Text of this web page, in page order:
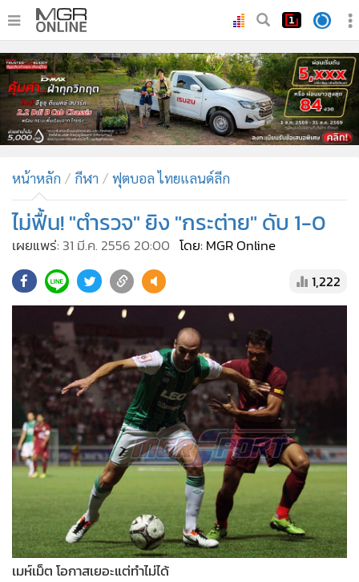
• หน้าหลัก
• ทันเหตุการณ์
• ภาคใต้
• ภูมิภาค
• บันเทิง
• ผู้จัดการรายวัน
• คอลัมนิสต์
• CbizReview
• Cyber BIZ
ผู้จัดกวน
• Good health & Well-being
Green Innovation & SD
Management & HR
• MGR Live
• Infographic
การเมือง
•
ท่องเที่ยว
• กีฬา
• ต่างประเทศ
หน้าหลัก กีฬา ฟุตบอล ไทยแลนด์ลีก
ไม่ฟื้น! "ตำรวจ" ยิง "กระต่าย" ดับ 1-0
เผยแพร่: 31 มี.ค. 2556 20:00 โดย: MGR Online
1,222
เมห์เม็ต โอกาสเยอะแต่ทำไม่ได้